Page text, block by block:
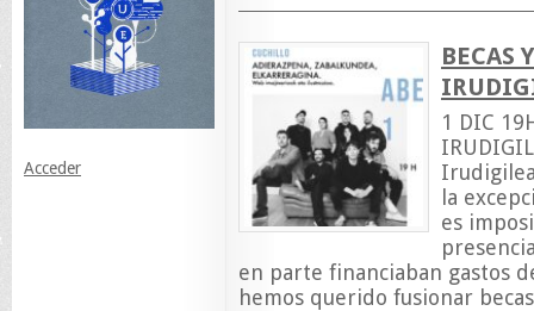
Acceder
BECAS
1 DIC
la
es
en parte financiaban gastos
hemos querido fusionar